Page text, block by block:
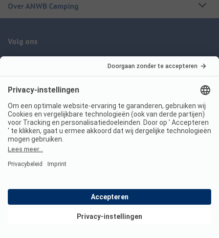
Over ANWB Camping
Volg ons
ANWB Camping App
nu gratis gebruiken
Jouw privacy
Wet digitale diensten